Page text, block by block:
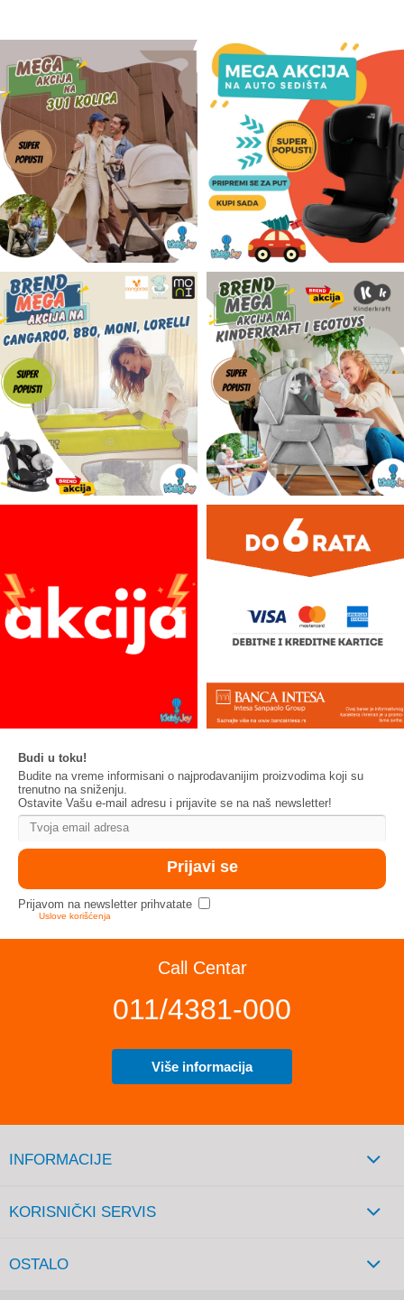
Budi u toku!
Budite na vreme informisani o najprodavanijim proizvodima koji su
trenutno na sniženju.
Ostavite Vašu e-mail adresu i prijavite se na naš newsletter!
Prijavom na newsletter prihvatate
Uslove korišćenja
Call Centar
011/4381-000
Više informacija
INFORMACIJE
KORISNIČKI SERVIS
OSTALO